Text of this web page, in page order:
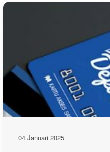
04 Januari 2025